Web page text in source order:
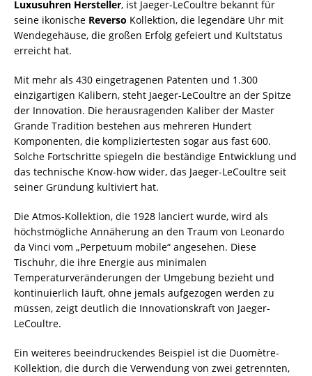
Luxusuhren Hersteller, ist Jaeger-LeCoultre bekannt für
seine ikonische Reverso Kollektion, die legendäre Uhr mit
Wendegehäuse, die großen Erfolg gefeiert und Kultstatus
erreicht hat.
Mit mehr als 430 eingetragenen Patenten und 1.300
einzigartigen Kalibern, steht Jaeger-LeCoultre an der Spitze
der Innovation. Die herausragenden Kaliber der Master
Grande Tradition bestehen aus mehreren Hundert
Komponenten, die kompliziertesten sogar aus fast 600.
Solche Fortschritte spiegeln die beständige Entwicklung und
das technische Know-how wider, das Jaeger-LeCoultre seit
seiner Gründung kultiviert hat.
Die Atmos-Kollektion, die 1928 lanciert wurde, wird als
höchstmögliche Annäherung an den Traum von Leonardo
da Vinci vom „Perpetuum mobile“ angesehen. Diese
Tischuhr, die ihre Energie aus minimalen
Temperaturveränderungen der Umgebung bezieht und
kontinuierlich läuft, ohne jemals aufgezogen werden zu
müssen, zeigt deutlich die Innovationskraft von Jaeger-
LeCoultre.
Ein weiteres beeindruckendes Beispiel ist die Duomètre-
Kollektion, die durch die Verwendung von zwei getrennten,